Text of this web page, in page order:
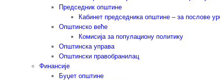
Председник општине
Кабинет председника општине – за послове
Општинско веће
Комисија за популациону политику
Општинска управа
Општински правобранилац
Финансије
Буџет општине